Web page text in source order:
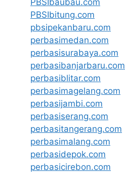
PBSIbaubau.com
PBSIbitung.com
pbsipekanbaru.com
perbasimedan.com
perbasisurabaya.com
perbasibanjarbaru.com
perbasiblitar.com
perbasimagelang.com
perbasijambi.com
perbasiserang.com
perbasitangerang.com
perbasimalang.com
perbasidepok.com
perbasicirebon.com